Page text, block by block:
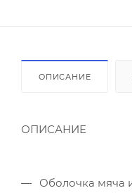
ОПИСАНИЕ
ОПИСАНИЕ